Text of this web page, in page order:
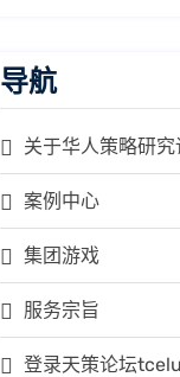
导航
关于华人策略研
案例中心
集团游戏
服务宗旨
登录天策论坛